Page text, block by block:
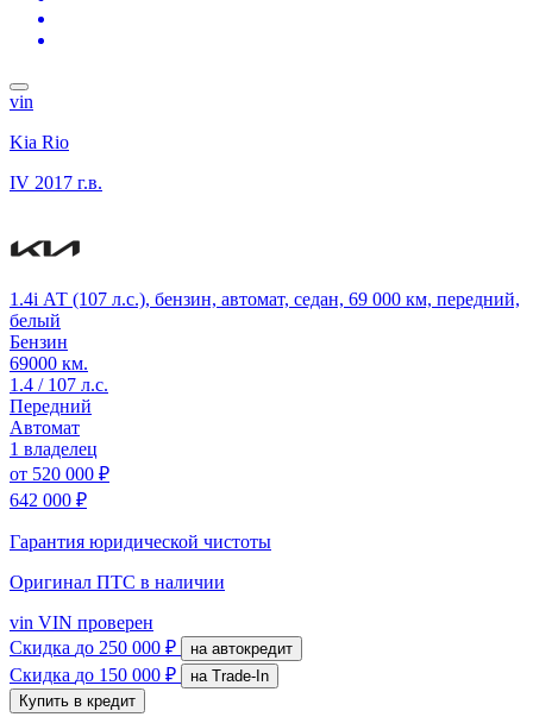
vin
Kia Rio
IV 2017 г.в.
1.4i АТ (107 л.с.), бензин, автомат, седан, 69 000 км, передний,
белый
Бензин
69000 км.
1.4 / 107 л.с.
Передний
Автомат
1 владелец
от 520 000 ₽
642 000 ₽
Гарантия юридической чистоты
Оригинал ПТС в наличии
vin VIN проверен
Скидка до 250 000 ₽ на автокредит
Скидка до 150 000 ₽
на Trade-In
Купить в кредит